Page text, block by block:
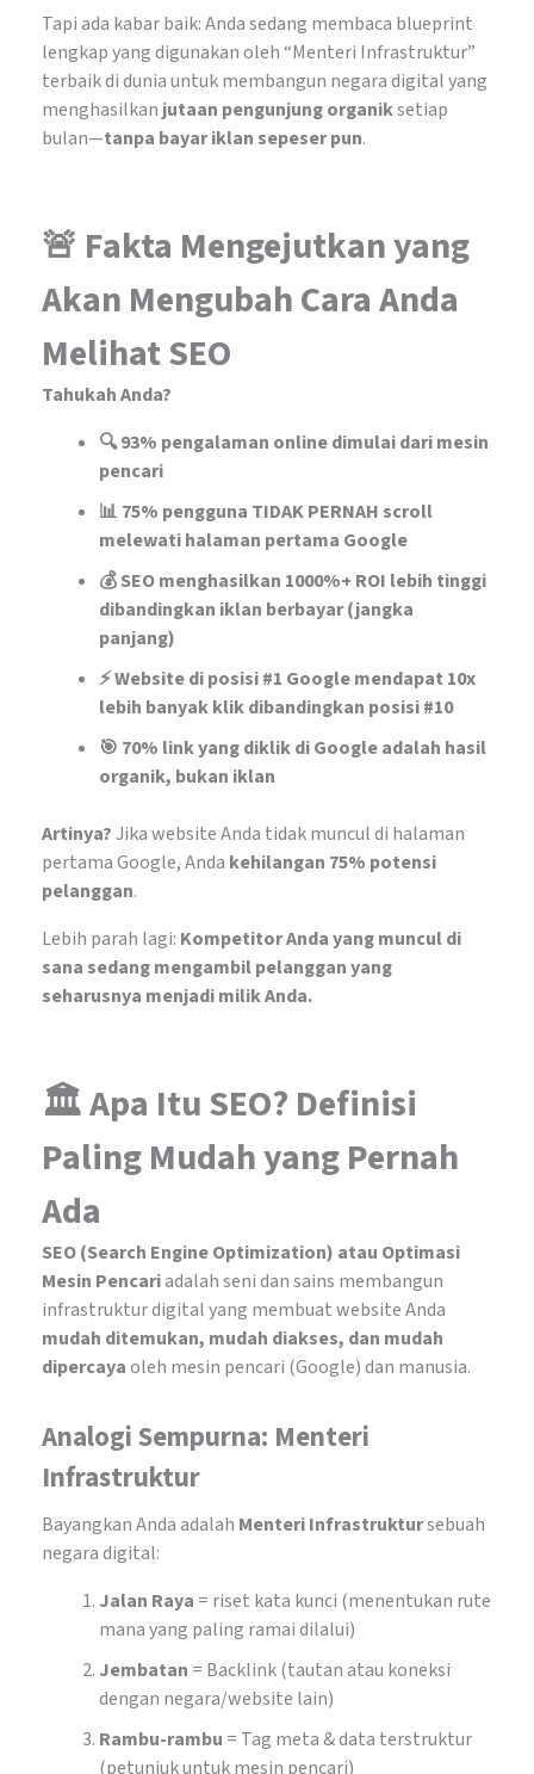
Tapi ada kabar baik: Anda sedang membaca blueprint
lengkap yang digunakan oleh “Menteri Infrastruktur”
terbaik di dunia untuk membangun negara digital yang
menghasilkan jutaan pengunjung organiksetiap
bulan—tanpa bayar iklan sepeser pun.
🚨 Fakta Mengejutkan yang
Akan Mengubah Cara Anda
Melihat SEO
Tahukah Anda?
🔍 93% pengalaman online dimulai dari mesin
pencari
📊 75% pengguna TIDAK PERNAH scroll
melewati halaman pertama Google
💰 SEO menghasilkan 1000%+ ROI lebih tinggi
dibandingkan iklan berbayar (jangka
panjang)
⚡ Website di posisi #1 Google mendapat 10x
lebih banyak klik dibandingkan posisi #10
🎯 70% link yang diklik di Google adalah hasil
organik, bukan iklan
Artinya?Jika website Anda tidak muncul di halaman
pertama Google, Anda kehilangan 75% potensi
pelanggan.
Lebih parah lagi: Kompetitor Anda yang muncul di
sana sedang mengambil pelanggan yang
seharusnya menjadi milik Anda.
🏛️ Apa Itu SEO? Definisi
Paling Mudah yang Pernah
Ada
SEO (Search Engine Optimization) atau Optimasi
Mesin Pencariadalah seni dan sains membangun
infrastruktur digital yang membuat website Anda
mudah ditemukan, mudah diakses, dan mudah
dipercayaoleh mesin pencari (Google) dan manusia.
Analogi Sempurna: Menteri
Infrastruktur
Bayangkan Anda adalah Menteri Infrastruktursebuah
negara digital:
Jalan Raya = riset kata kunci (menentukan rute
mana yang paling ramai dilalui)
Jembatan = Backlink (tautan atau koneksi
dengan negara/website lain)
Rambu-rambu = Tag meta & data terstruktur
(petunjuk untuk mesin pencari)